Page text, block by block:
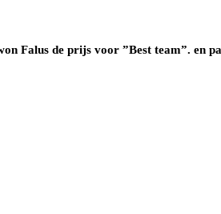
Falus de prijs voor ”Best team”. en